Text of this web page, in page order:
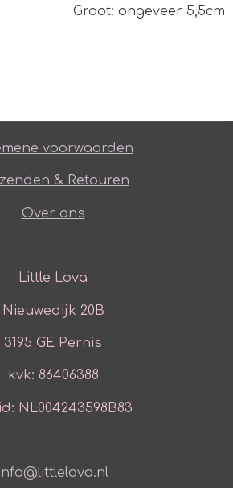
Groot: ongeveer 5,5cm
voorwaarden
& Retouren
Over ons
Little Lova
Nieuwedijk 20B
3195 GE Pernis
kvk: 86406388
NL004243598B83